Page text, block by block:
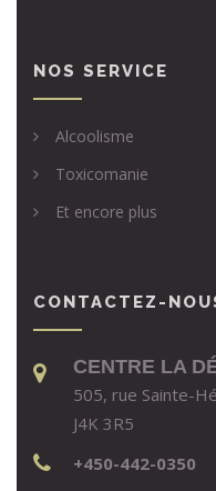
NOS SERVICE
Alcoolisme
Toxicomanie
Et encore plus
CONTACTEZ-
CENTRE LA
505, rue Sainte-
J4K 3R5
+450-442-0350